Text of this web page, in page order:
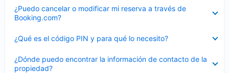
¿Puedo cancelar o modificar mi reserva a través de
Booking.com?
cerrado
¿Qué es el código PIN y para qué lo necesito?
cerrado
¿Dónde puedo encontrar la información de contacto de la
propiedad?
cerrado